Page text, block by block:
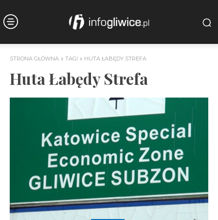
STRONA GŁÓWNA TAGI HUTA ŁABĘDY STREFA
Huta Łabędy Strefa